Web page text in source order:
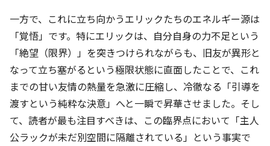
一方で、これに立ち向かうエリックたちのエネルギー源は
「覚悟」です。特にエリックは、自分自身の力不足という
「絶望（限界）」を突きつけられながらも、旧友が異形と
なって立ち塞がるという極限状態に直面したことで、これ
までの甘い友情の熱量を急激に圧縮し、冷徹なる「引導を
渡すという純粋な決意」へと一瞬で昇華させました。そし
て、読者が最も注目すべきは、この臨界点において「主人
公ラックが未だ別空間に隔離されている」という事実で